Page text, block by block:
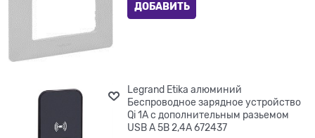
ДОБАВИТЬ
Legrand Etika алюминий
Беспроводное зарядное устройство
Qi 1А с дополнительным разьемом
USB A 5В 2,4А 672437